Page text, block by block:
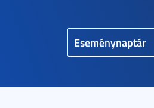
Eseménynaptár